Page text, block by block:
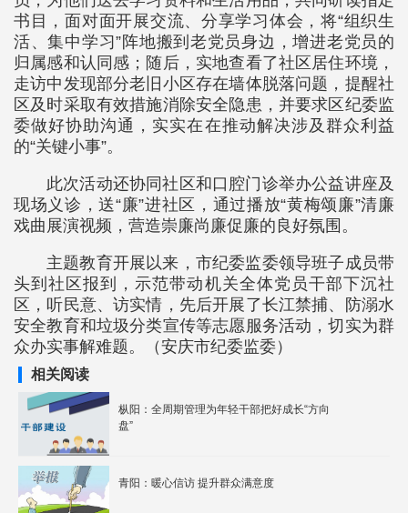
书目，面对面开展交流、分享学习体会，将“组织生
活、集中学习”阵地搬到老党员身边，增进老党员的
归属感和认同感；随后，实地查看了社区居住环境，
走访中发现部分老旧小区存在墙体脱落问题，提醒社
区及时采取有效措施消除安全隐患，并要求区纪委监
委做好协助沟通，实实在在推动解决涉及群众利益
的“关键小事”。
此次活动还协同社区和口腔门诊举办公益讲座及
现场义诊，送“廉”进社区，通过播放“黄梅颂廉”清廉
戏曲展演视频，营造崇廉尚廉促廉的良好氛围。
主题教育开展以来，市纪委监委领导班子成员带
头到社区报到，示范带动机关全体党员干部下沉社
区，听民意、访实情，先后开展了长江禁捕、防溺水
安全教育和垃圾分类宣传等志愿服务活动，切实为群
众办实事解难题。（安庆市纪委监委）
相关阅读
枞阳：全周期管理为年轻干部把好成长“方向
盘”
青阳：暖心信访 提升群众满意度